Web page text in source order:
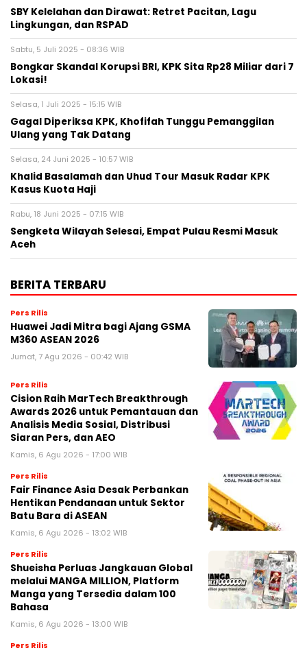
SBY Kelelahan dan Dirawat: Retret Pacitan, Lagu
Lingkungan, dan RSPAD
Sabtu, 5 Juli 2025 - 08:36 WIB
Bongkar Skandal Korupsi BRI, KPK Sita Rp28 Miliar dari 7
Lokasi!
Selasa, 1 Juli 2025 - 15:15 WIB
Gagal Diperiksa KPK, Khofifah Tunggu Pemanggilan
Ulang yang Tak Datang
Selasa, 24 Juni 2025 - 10:57 WIB
Khalid Basalamah dan Uhud Tour Masuk Radar KPK
Kasus Kuota Haji
Rabu, 18 Juni 2025 - 07:15 WIB
Sengketa Wilayah Selesai, Empat Pulau Resmi Masuk
Aceh
BERITA TERBARU
Pers Rilis
Huawei Jadi Mitra bagi Ajang GSMA
M360 ASEAN 2026
Jumat, 7 Agu 2026 - 00:42 WIB
Pers Rilis
Cision Raih MarTech Breakthrough
Awards 2026 untuk Pemantauan dan
Analisis Media Sosial, Distribusi
Siaran Pers, dan AEO
Kamis, 6 Agu 2026 - 17:00 WIB
Pers Rilis
Fair Finance Asia Desak Perbankan
Hentikan Pendanaan untuk Sektor
Batu Bara di ASEAN
Kamis, 6 Agu 2026 - 13:02 WIB
Pers Rilis
Shueisha Perluas Jangkauan Global
melalui MANGA MILLION, Platform
Manga yang Tersedia dalam 100
Bahasa
Kamis, 6 Agu 2026 - 13:00 WIB
Pers Rilis